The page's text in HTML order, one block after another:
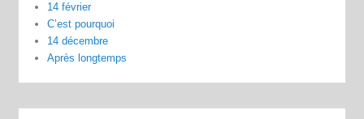
14 février
C’est pourquoi
14 décembre
Après longtemps